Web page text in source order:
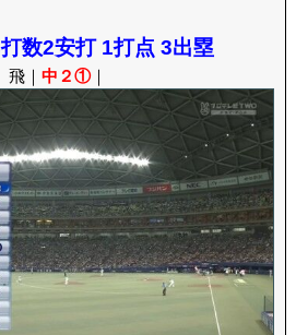
数2安打 1打点 3出塁
｜ 中２①｜